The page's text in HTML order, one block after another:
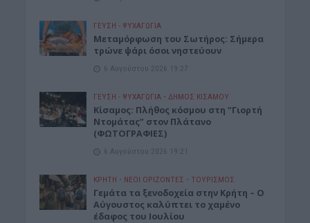
ΓΕΎΣΗ - ΨΥΧΑΓΩΓΊΑ
Μεταμόρφωση του Σωτήρος: Σήμερα
τρώνε ψάρι όσοι νηστεύουν
6 Αυγούστου 2026 19:27
ΓΕΎΣΗ - ΨΥΧΑΓΩΓΊΑ • ΔΉΜΟΣ ΚΙΣΆΜΟΥ
Κίσαμος: Πλήθος κόσμου στη “Γιορτή
Ντομάτας” στον Πλάτανο
(ΦΩΤΟΓΡΑΦΙΕΣ)
6 Αυγούστου 2026 19:21
ΚΡΗΤΗ • ΝΕΟΙ ΟΡΙΖΟΝΤΕΣ • ΤΟΥΡΙΣΜΟΣ
Γεμάτα τα ξενοδοχεία στην Κρήτη – Ο
Αύγουστος καλύπτει το χαμένο
έδαφος του Ιουλίου